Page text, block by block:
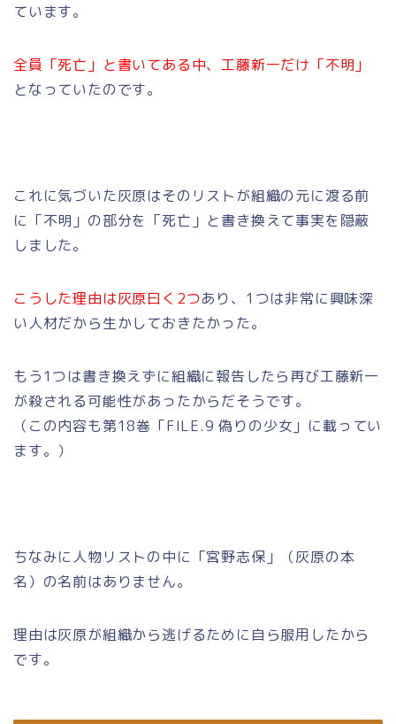
ています。
全員「死亡」と書いてある中、工藤新一だけ「不明」
となっていたのです。
これに気づいた灰原はそのリストが組織の元に渡る前
に「不明」の部分を「死亡」と書き換えて事実を隠蔽
しました。
こうした理由は灰原曰く2つあり、1つは非常に興味深
い人材だから生かしておきたかった。
もう1つは書き換えずに組織に報告したら再び工藤新一
が殺される可能性があったからだそうです。
（この内容も第18巻「FILE.9 偽りの少女」に載ってい
ます。）
ちなみに人物リストの中に「宮野志保」（灰原の本
名）の名前はありません。
理由は灰原が組織から逃げるために自ら服用したから
です。